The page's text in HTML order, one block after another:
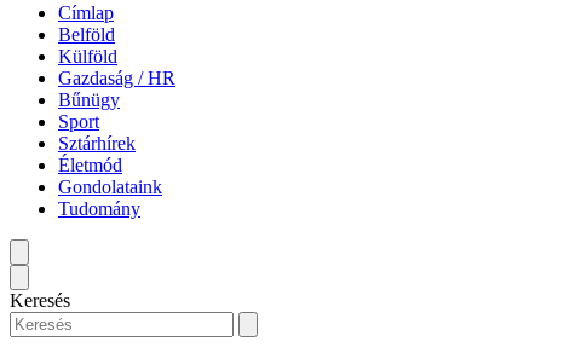
Címlap
Belföld
Külföld
Gazdaság / HR
Bűnügy
Sport
Sztárhírek
Életmód
Gondolataink
Tudomány
Keresés